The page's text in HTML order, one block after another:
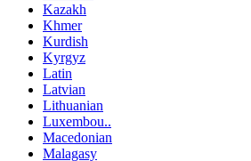
Kazakh
Khmer
Kurdish
Kyrgyz
Latin
Latvian
Lithuanian
Luxembou..
Macedonian
Malagasy